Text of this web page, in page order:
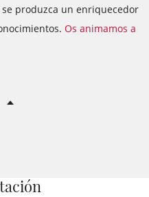
produzca un enriquecedor
Os animamos a